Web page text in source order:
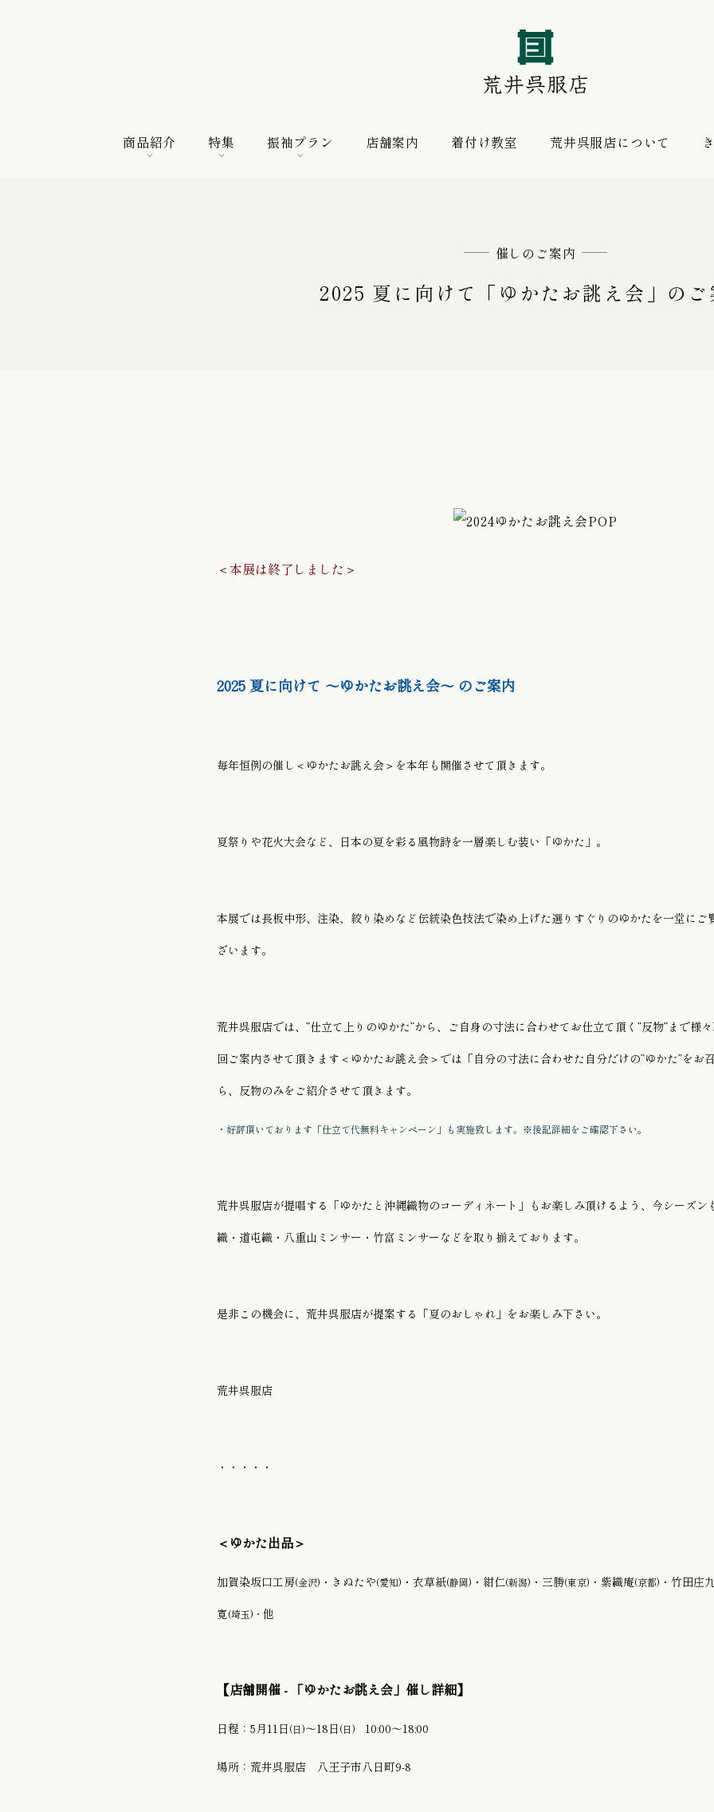
商品紹介
振袖向けの帯揚げ
袋帯
特集 振袖プラン 店舗案内 着付け教室 荒井呉服店について
催しのご案内
2025 夏に向けて「ゆかたお誂え会」のご
＜本展は終了しました＞
2025 夏に向けて 〜ゆかたお誂え会〜 のご案内
毎年恒例の催し＜ゆかたお誂え会＞を本年も開催させて頂きます。
夏祭りや花火大会など、日本の夏を彩る風物詩を一層楽しむ装い「ゆかた」。
本展では長板中形、注染、絞り染めなど伝統染色技法で染め上げた選りすぐりのゆかた を一堂にご
ざいます。
荒井呉服店では、”仕立て上りのゆかた”から、ご自身の寸法に合わせてお仕立て頂く”反物”まで様
回ご案内させて頂きます＜ゆかたお誂え会＞では「自分の寸法に合わせた自分だけの”ゆかた”をお
ら、反物のみをご紹介させて頂きます。
・ 好評頂いております「仕立て代無料キャンペーン」も実施致します。 ※後記詳細をご確認下さい。
荒井呉服店が提唱する「ゆかたと沖縄織物のコーディネート」もお楽しみ頂けるよう、今シーズン
織・道屯織・八重山ミンサー・竹富ミンサーなどを取り揃えております。
是非この機会に、荒井呉服店が提案する「夏のおしゃれ」をお楽しみ下さい。
荒井呉服店
・・・・・
＜ゆかた出品＞
加賀染坂口工房(金沢) ・ きぬたや(愛知) ・ 衣草紙(静岡) ・ 紺仁(新潟) ・ 三勝(東京) ・ 紫織庵(京都) ・ 竹田庄
寛(埼玉)・ 他
【店舗開催 - 「ゆかたお誂え会」催し詳細】
日程：5月11日(日)〜18日(日) 10:00〜18:00
場所：荒井呉服店 八王子市八日町9-8